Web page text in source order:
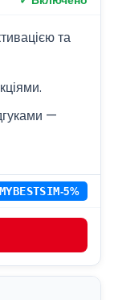
та
—
MYBESTSIM-5%